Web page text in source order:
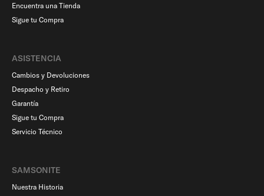
Encuentra una Tienda
Sigue tu Compra
ASISTENCIA
Cambios y Devoluciones
Despacho y Retiro
Garantía
Sigue tu Compra
Servicio Técnico
SAMSONITE
Nuestra Historia